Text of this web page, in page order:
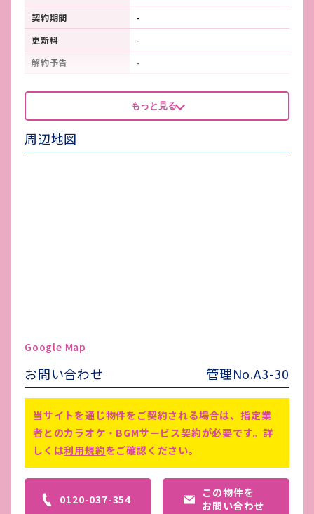
契約期間
-
更新料
-
解約予告
-
看板製作費
別途ご負担
看板使用料・
維持管理費
-
鍵交換費
-
備考 物件No16-302
もっと見る
周辺地図
Google Map
お問い合わせ 管理No.A3-30
当サイトを通じ物件をご契約される場合は、指定業
者とのカラオケ・BGMサービス契約が必要です。詳
しくは利用規約をご確認ください。
0120-037-354
この物件を
お問い合わせ